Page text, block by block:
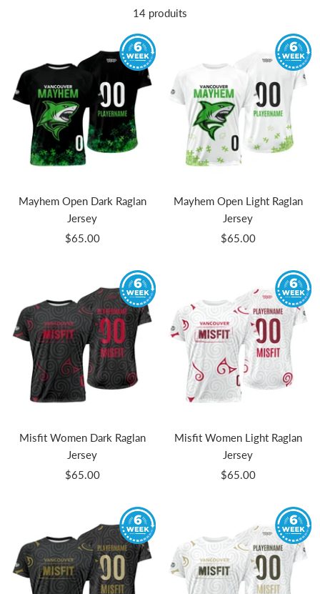
14 produits
Mayhem Open Dark Raglan
Jersey
Prix
$65.00
Mayhem Open Light Raglan
Jersey
Prix
$65.00
Misfit Women Dark Raglan
Jersey
Prix
$65.00
Misfit Women Light Raglan
Jersey
Prix
$65.00